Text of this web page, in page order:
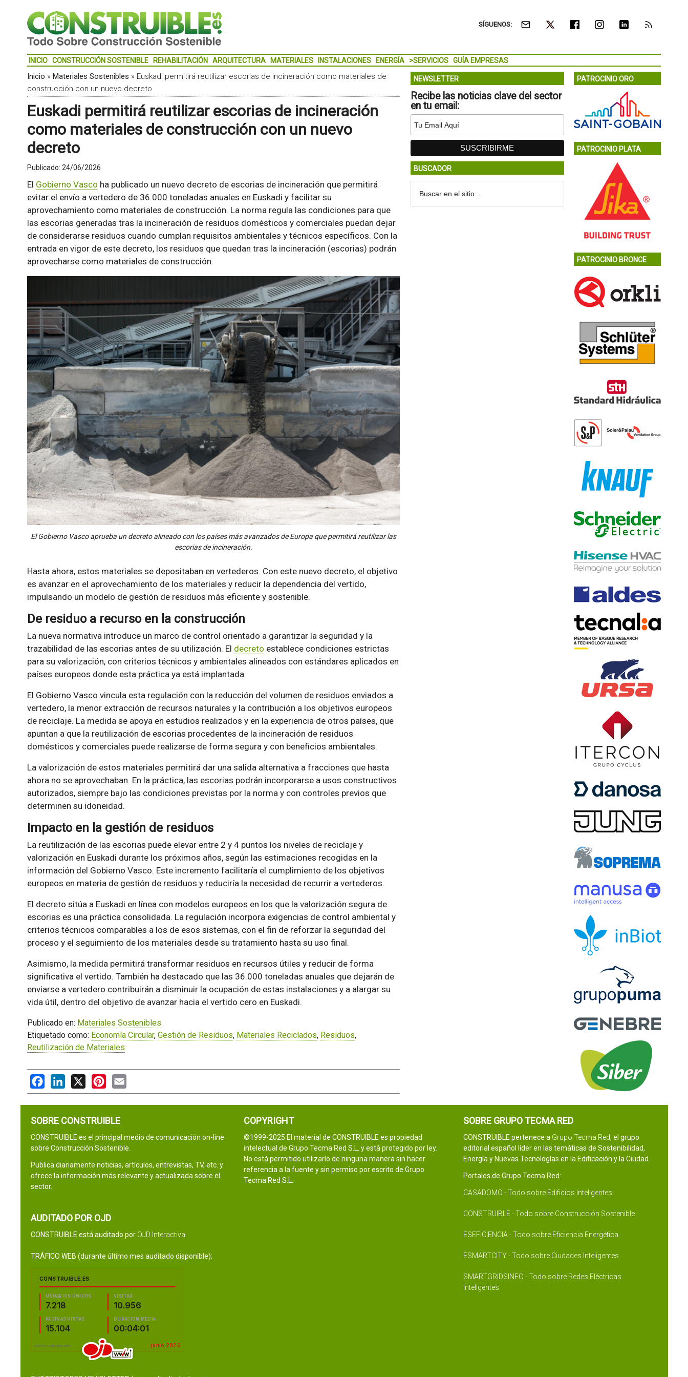
SÍGUENOS:
INICIO CONSTRUCCIÓN SOSTENIBLE REHABILITACIÓN ARQUITECTURA MATERIALES INSTALACIONES ENERGÍA >SERVICIOS GUÍA EMPRESAS
Inicio » Materiales Sostenibles » Euskadi permitirá reutilizar escorias de incineración como materiales de
construcción con un nuevo decreto
Euskadi permitirá reutilizar escorias de incineración
como materiales de construcción con un nuevo
decreto
Publicado: 24/06/2026
El Gobierno Vasco ha publicado un nuevo decreto de escorias de incineración que permitirá
evitar el envío a vertedero de 36.000 toneladas anuales en Euskadi y facilitar su
aprovechamiento como materiales de construcción. La norma regula las condiciones para que
las escorias generadas tras la incineración de residuos domésticos y comerciales puedan dejar
de considerarse residuos cuando cumplan requisitos ambientales y técnicos específicos. Con la
entrada en vigor de este decreto, los residuos que quedan tras la incineración (escorias) podrán
aprovecharse como materiales de construcción.
El Gobierno Vasco aprueba un decreto alineado con los países más avanzados de Europa que permitirá reutilizar las
escorias de incineración.
Hasta ahora, estos materiales se depositaban en vertederos. Con este nuevo decreto, el objetivo
es avanzar en el aprovechamiento de los materiales y reducir la dependencia del vertido,
impulsando un modelo de gestión de residuos más eficiente y sostenible.
De residuo a recurso en la construcción
La nueva normativa introduce un marco de control orientado a garantizar la seguridad y la
trazabilidad de las escorias antes de su utilización. El decreto establece condiciones estrictas
para su valorización, con criterios técnicos y ambientales alineados con estándares aplicados en
países europeos donde esta práctica ya está implantada.
El Gobierno Vasco vincula esta regulación con la reducción del volumen de residuos enviados a
vertedero, la menor extracción de recursos naturales y la contribución a los objetivos europeos
de reciclaje. La medida se apoya en estudios realizados y en la experiencia de otros países, que
apuntan a que la reutilización de escorias procedentes de la incineración de residuos
domésticos y comerciales puede realizarse de forma segura y con beneficios ambientales.
La valorización de estos materiales permitirá dar una salida alternativa a fracciones que hasta
ahora no se aprovechaban. En la práctica, las escorias podrán incorporarse a usos constructivos
autorizados, siempre bajo las condiciones previstas por la norma y con controles previos que
determinen su idoneidad.
Impacto en la gestión de residuos
La reutilización de las escorias puede elevar entre 2 y 4 puntos los niveles de reciclaje y
valorización en Euskadi durante los próximos años, según las estimaciones recogidas en la
información del Gobierno Vasco. Este incremento facilitaría el cumplimiento de los objetivos
europeos en materia de gestión de residuos y reduciría la necesidad de recurrir a vertederos.
El decreto sitúa a Euskadi en línea con modelos europeos en los que la valorización segura de
escorias es una práctica consolidada. La regulación incorpora exigencias de control ambiental y
criterios técnicos comparables a los de esos sistemas, con el fin de reforzar la seguridad del
proceso y el seguimiento de los materiales desde su tratamiento hasta su uso final.
Asimismo, la medida permitirá transformar residuos en recursos útiles y reducir de forma
significativa el vertido. También ha destacado que las 36.000 toneladas anuales que dejarán de
enviarse a vertedero contribuirán a disminuir la ocupación de estas instalaciones y a alargar su
vida útil, dentro del objetivo de avanzar hacia el vertido cero en Euskadi.
Publicado en: Materiales Sostenibles
Etiquetado como: Economía Circular, Gestión de Residuos, Materiales Reciclados, Residuos,
Reutilización de Materiales
FacebookLinkedIn
X PinterestEmail
NEWSLETTER
Recibe las noticias clave del sector
en tu email:
BUSCADOR
PATROCINIO ORO
PATROCINIO PLATA
PATROCINIO BRONCE
SOBRE CONSTRUIBLE
CONSTRUIBLE es el principal medio de comunicación on-line
sobre Construcción Sostenible.
Publica diariamente noticias, artículos, entrevistas, TV, etc. y
ofrece la información más relevante y actualizada sobre el
sector.
AUDITADO POR OJD
CONSTRUIBLE está auditado por OJD Interactiva
TRÁFICO WEB (durante último mes auditado disponible):
COPYRIGHT
©1999-2025 El material de CONSTRUIBLE es propiedad
intelectual de Grupo Tecma Red S.L. y está protegido por ley.
No está permitido utilizarlo de ninguna manera sin hacer
referencia a la fuente y sin permiso por escrito de Grupo
Tecma Red S.L.
SOBRE GRUPO TECMA RED
CONSTRUIBLE pertenece a Grupo Tecma Red, el grupo
editorial español líder en las temáticas de Sostenibilidad,
Energía y Nuevas Tecnologías en la Edificación y la Ciudad.
Portales de Grupo Tecma Red:
CASADOMO - Todo sobre Edificios Inteligentes
CONSTRUIBLE - Todo sobre Construcción Sostenible
ESEFICIENCIA - Todo sobre Eficiencia Energética
ESMARTCITY - Todo sobre Ciudades Inteligentes
SMARTGRIDSINFO - Todo sobre Redes Eléctricas
Inteligentes